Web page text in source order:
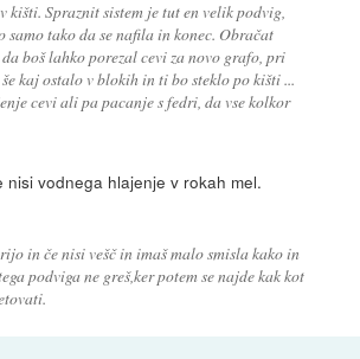
kišti. Spraznit sistem je tut en velik podvig,
samo tako da se nafila in konec. Obračat
boš lahko porezal cevi za novo grafo, pri
kaj ostalo v blokih in ti bo steklo po kišti ...
cevi ali pa pacanje s fedri, da vse kolkor
nisi vodnega hlajenje v rokah mel.
in če nisi vešč in imaš malo smisla kako in
podviga ne greš,ker potem se najde kak kot